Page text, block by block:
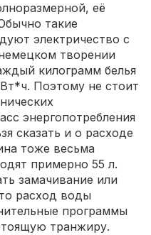
её
такие
электричество с
творении
килограмм белья
Поэтому не стоит
энергопотребления
сказать и о расходе
тоже весьма
примерно 55 л.
замачивание или
расход воды
программы
транжиру.